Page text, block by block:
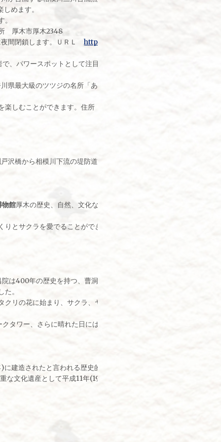
めます。
所 厚木市厚木2348
夜間閉鎖します。ＵＲＬhttps://www.atsugi-kankou.jp/kankou/
、パワースポットとして注目されています。七沢温泉側から歩い
県最大級のツツジの名所「あつぎつつじの丘公園」は、4月中旬か
楽しむことができます。住所 厚木市森の里青山23
戸沢橋から相模川下流の堤防道路沿いに、約700m程続く220本の桜
物館厚木の歴史、自然、文化などを紹介する「基本展示室」を常時
りとサクラを愛でることができます。住所 厚木市下川入1366-4
院は400年の歴史を持つ、曹洞宗の寺院。鳶尾山を背後に擁し、古
。
リの花に始まり、サクラ、ヤシオツツジ。初夏になるとアジサイ
タワー、さらに晴れた日には遠く伊豆大島を望めます。住所 厚木
建造されたと言われる歴史的建物で指定有形文化財。
文化遺産として平成11年(1999年)から一般公開されています。